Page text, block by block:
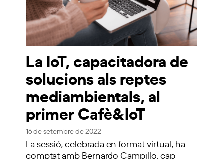
La IoT, capacitadora de
solucions als reptes
mediambientals, al
primer Cafè&IoT
16 de setembre de 2022
La sessió, celebrada en format virtual, ha
comptat amb Bernardo Campillo, cap